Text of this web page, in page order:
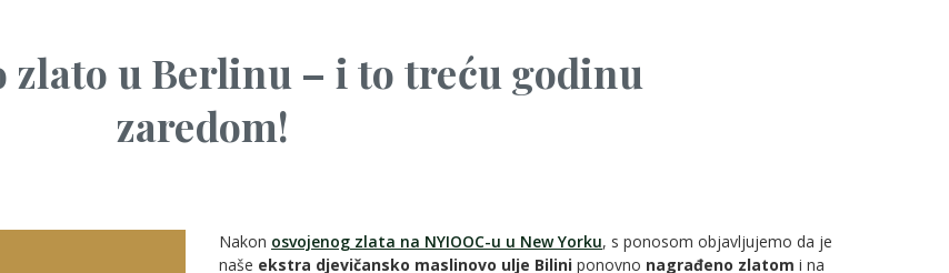
u Berlinu – i to treću godinu
zaredom!
Nakon osvojenog zlata na NYIOOC-u u New Yorku, s ponosom objavljujemo da je
naše ekstra djevičansko maslinovo ulje Bilini ponovno nagrađeno zlatom i na